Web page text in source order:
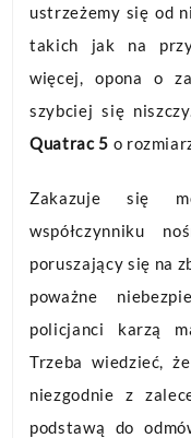
ustrzeżemy się od
takich jak na
więcej, opona o
szybciej się
Quatrac 5 o
Zakazuje się
współczynniku
poruszający się na
poważne
policjanci karzą
Trzeba wiedzieć,
niezgodnie z
podstawą do